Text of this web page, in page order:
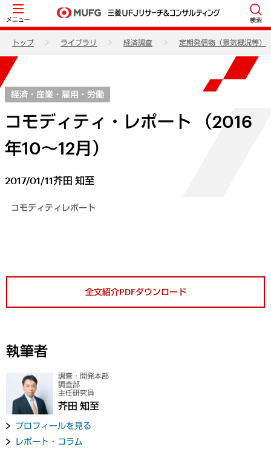
メニュー 検索
トップ ライブラリ 経済調査 定期発信物（景気概況等）
経済・産業・雇用・労働
コモディティ・レポート （2016
年10～12月）
2017/01/11芥田 知至
コモディティレポート
全文紹介PDFダウンロード
執筆者
調査・開発本部
調査部
主任研究員
芥田 知至
プロフィールを見る
レポート・コラム